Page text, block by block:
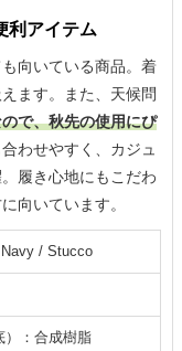
利アイテム
向いている商品。着
ます。また、天候問
で、秋先の使用にぴ
わせやすく、カジュ
履き心地にもこだわ
向いています。
/ Stucco
）：合成樹脂